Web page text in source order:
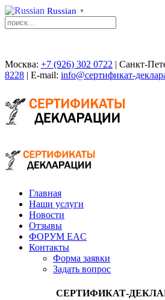
Russian ▼
Москва: +7 (926) 302 0722 | Санкт-
8228 | E-mail: info@сертификат-
Главная
Наши услуги
Новости
Отзывы
ФОРУМ EAC
Контакты
Форма заявки
Задать вопрос
СЕРТИФИКАТ-